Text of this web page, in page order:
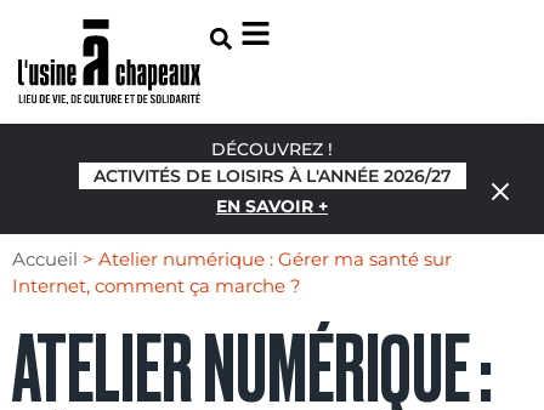
DÉCOUVREZ !
ACTIVITÉS DE LOISIRS À L'ANNÉE 2026/27
EN SAVOIR +
Accueil > Atelier numérique : Gérer ma santé sur
Internet, comment ça marche ?
ATELIER NUMÉRIQUE :